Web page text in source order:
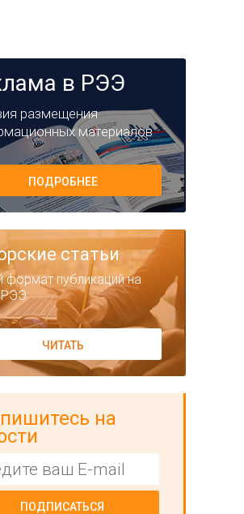
в РЭЭ
размещения
материалов
ПОДРОБНЕЕ
статьи
формат публикаций на
РЭЭ
ЧИТАТЬ
на
ПОДПИСАТЬСЯ